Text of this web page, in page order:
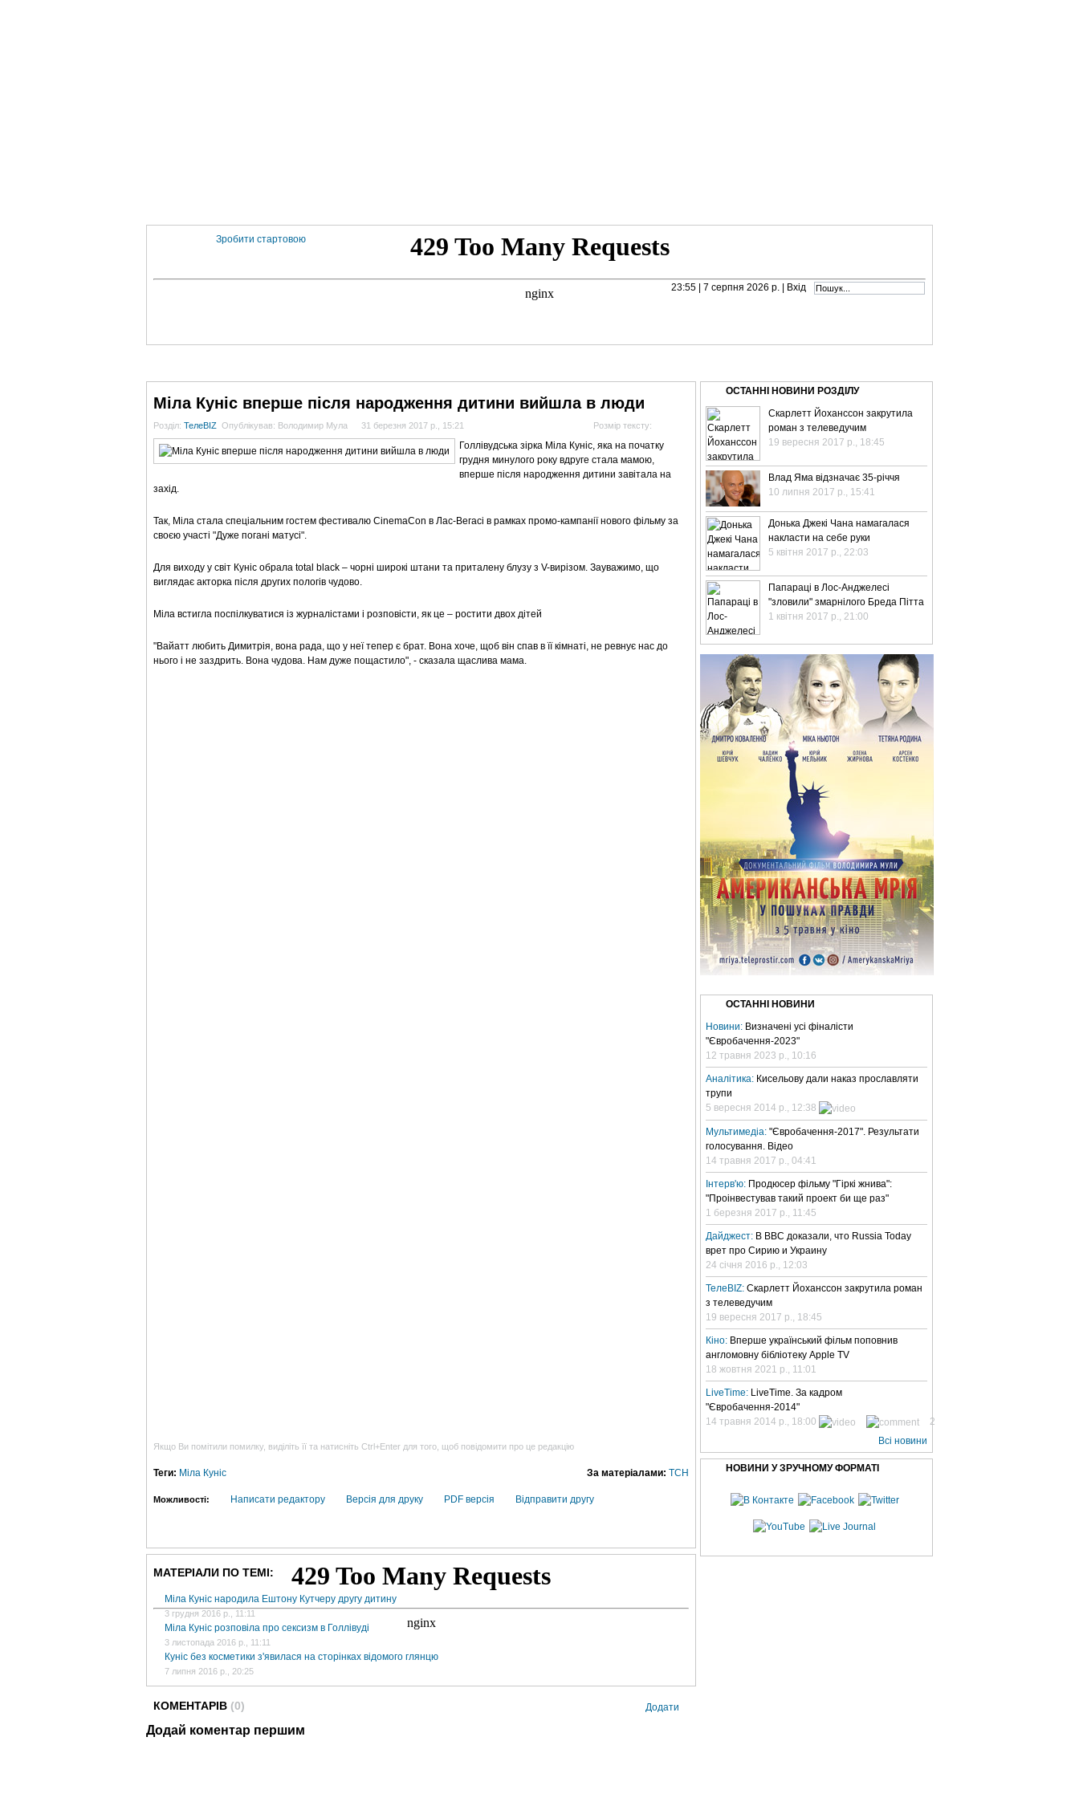
Зробити стартовою
23:55 | 7 серпня 2026 р. | Вхід
Міла Куніс вперше після народження дитини вийшла в люди
Розмір тексту:
Розділ: ТелеBIZ Опублікував: Володимир Мула 31 березня 2017 р., 15:21
Голлівудська зірка Міла Куніс, яка на початку
грудня минулого року вдруге стала мамою,
вперше після народження дитини завітала на
захід.
Так, Міла стала спеціальним гостем фестивалю CinemaCon в Лас-Вегасі в рамках промо-кампанії нового фільму за
своєю участі "Дуже погані матусі".
Для виходу у світ Куніс обрала total black – чорні широкі штани та приталену блузу з V-вирізом. Зауважимо, що
виглядає акторка після других пологів чудово.
Міла встигла поспілкуватися із журналістами і розповісти, як це – ростити двох дітей
"Вайатт любить Димитрія, вона рада, що у неї тепер є брат. Вона хоче, щоб він спав в її кімнаті, не ревнує нас до
нього і не заздрить. Вона чудова. Нам дуже пощастило", - сказала щаслива мама.
Якщо Ви помітили помилку, виділіть її та натисніть Ctrl+Enter для того, щоб повідомити про це редакцію
За матеріалами: ТСН
Теги: Міла Куніс
Можливості: Написати редактору Версія для друку PDF версія Відправити другу
МАТЕРІАЛИ ПО ТЕМІ:
Міла Куніс народила Ештону Кутчеру другу дитину
3 грудня 2016 р., 11:11
Міла Куніс розповіла про сексизм в Голлівуді
3 листопада 2016 р., 11:11
Куніс без косметики з'явилася на сторінках відомого глянцю
7 липня 2016 р., 20:25
Додати
КОМЕНТАРІВ (0)
Додай коментар першим
ОСТАННІ НОВИНИ РОЗДІЛУ
Скарлетт Йоханссон закрутила
роман з телеведучим
19 вересня 2017 р., 18:45
Влад Яма відзначає 35-річчя
10 липня 2017 р., 15:41
Донька Джекі Чана намагалася
накласти на себе руки
5 квітня 2017 р., 22:03
Папараці в Лос-Анджелесі
"зловили" змарнілого Бреда Пітта
1 квітня 2017 р., 21:00
ОСТАННІ НОВИНИ
Новини: Визначені усі фіналісти
"Євробачення-2023"
12 травня 2023 р., 10:16
Аналітика: Кисельову дали наказ прославляти
трупи
5 вересня 2014 р., 12:38
Мультимедіа: "Євробачення-2017". Результати
голосування. Відео
14 травня 2017 р., 04:41
Інтерв'ю: Продюсер фільму "Гіркі жнива":
"Проінвестував такий проект би ще раз"
1 березня 2017 р., 11:45
Дайджест: В BBC доказали, что Russia Today
врет про Сирию и Украину
24 січня 2016 р., 12:03
ТелеBIZ: Скарлетт Йоханссон закрутила роман
з телеведучим
19 вересня 2017 р., 18:45
Кіно: Вперше український фільм поповнив
англомовну бібліотеку Apple TV
18 жовтня 2021 р., 11:01
LiveTime: LiveTime. За кадром
"Євробачення-2014"
14 травня 2014 р., 18:00
2
Всі новини
НОВИНИ У ЗРУЧНОМУ ФОРМАТІ